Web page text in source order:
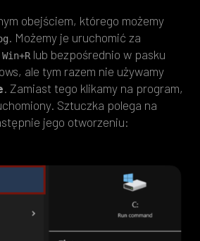
obejściem, którego możemy
. Możemy je uruchomić za
Win+R lub bezpośrednio w pasku
ale tym razem nie używamy
. Zamiast tego klikamy na program,
Sztuczka polega na
jego otworzeniu: